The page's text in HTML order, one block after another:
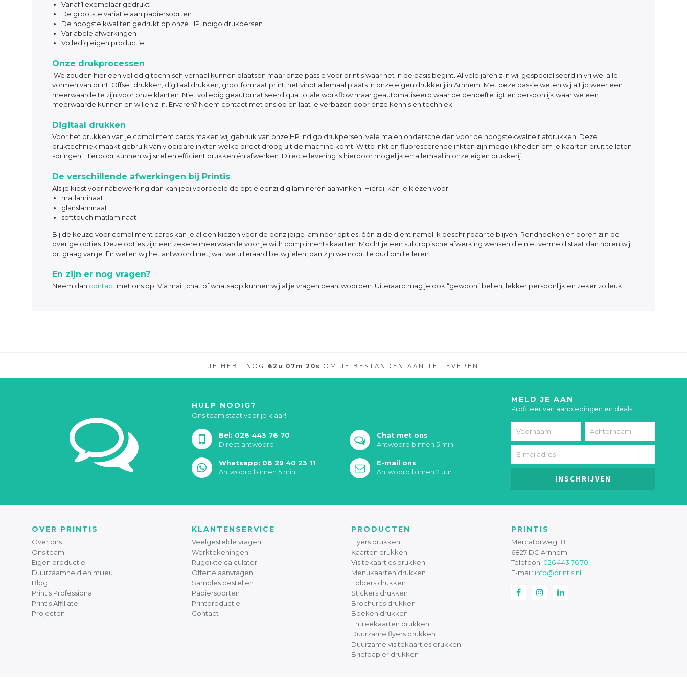
Vanaf 1 exemplaar gedrukt
De grootste variatie aan papiersoorten
De hoogste kwaliteit gedrukt op onze HP Indigo drukpersen
Variabele afwerkingen
Volledig eigen productie
Onze drukprocessen
We zouden hier een volledig technisch verhaal kunnen plaatsen maar onze passie voor printis waar het in de basis begint. Al vele jaren zijn wij gespecialiseerd in vrijwel alle
vormen van print. Offset drukken, digitaal drukken, grootformaat print, het vindt allemaal plaats in onze eigen drukkerij in Arnhem. Met deze passie weten wij altijd weer een
meerwaarde te zijn voor onze klanten. Niet volledig geautomatiseerd qua totale workflow maar geautomatiseerd waar de behoefte ligt en persoonlijk waar we een
meerwaarde kunnen en willen zijn. Ervaren? Neem contact met ons op en laat je verbazen door onze kennis en techniek.
Digitaal drukken
Voor het drukken van je compliment cards maken wij gebruik van onze HP Indigo drukpersen, vele malen onderscheiden voor de hoogstekwaliteit afdrukken. Deze
druktechniek maakt gebruik van vloeibare inkten welke direct droog uit de machine komt. Witte inkt en fluorescerende inkten zijn mogelijkheden om je kaarten eruit te laten
springen. Hierdoor kunnen wij snel en efficient drukken én afwerken. Directe levering is hierdoor mogelijk en allemaal in onze eigen drukkerij.
De verschillende afwerkingen bij Printis
Als je kiest voor nabewerking dan kan jebijvoorbeeld de optie eenzijdig lamineren aanvinken. Hierbij kan je kiezen voor:
matlaminaat
glanslaminaat
softtouch matlaminaat
Bij de keuze voor compliment cards kan je alleen kiezen voor de eenzijdige lamineer opties, één zijde dient namelijk beschrijfbaar te blijven. Rondhoeken en boren zijn de
overige opties. Deze opties zijn een zekere meerwaarde voor je with compliments kaarten. Mocht je een subtropische afwerking wensen die niet vermeld staat dan horen wij
dit graag van je. En weten wij het antwoord niet, wat we uiteraard betwijfelen, dan zijn we nooit te oud om te leren.
En zijn er nog vragen?
Neem dan contact met ons op. Via mail, chat of whatsapp kunnen wij al je vragen beantwoorden. Uiteraard mag je ook “gewoon” bellen, lekker persoonlijk en zeker zo leuk!
JE HEBT NOG62u07m19 s OM JE BESTANDEN AAN TE LEVEREN
HULP NODIG?
Ons team staat voor je klaar!
Bel: 026 443 76 70
Direct antwoord
Chat met ons
Antwoord binnen 5 min.
Whatsapp: 06 29 40 23 11
Antwoord binnen 5 min.
E-mail ons
Antwoord binnen 2 uur
MELD JE AAN
Profiteer van aanbiedingen en deals!
INSCHRIJVEN
OVER PRINTIS
Over ons
Ons team
Eigen productie
Duurzaamheid en milieu
Blog
Printis Professional
Printis Affiliate
Projecten
KLANTENSERVICE
Veelgestelde vragen
Werktekeningen
Rugdikte calculator
Offerte aanvragen
Samples bestellen
Papiersoorten
Printproductie
Contact
PRODUCTEN
Flyers drukken
Kaarten drukken
Visitekaartjes drukken
Menukaarten drukken
Folders drukken
Stickers drukken
Brochures drukken
Boeken drukken
Entreekaarten drukken
Duurzame flyers drukken
Duurzame visitekaartjes drukken
Briefpapier drukken
PRINTIS
Mercatorweg 18
6827 DC Arnhem
Telefoon: 026 443 76 70
E-mail: info@printis.nl